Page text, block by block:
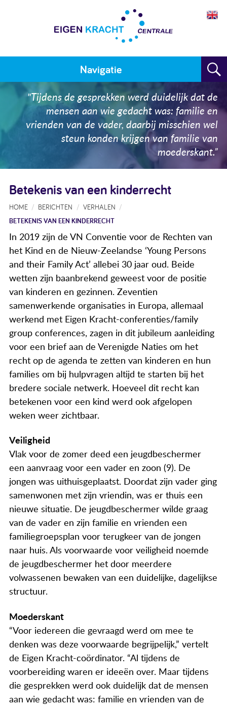
Navigatie
Home
Plan maken
Resultaten
Meedoen
Actueel
Contact
"Tijdens de gesprekken werd duidelijk dat de
mensen aan wie gedacht was: familie en
vrienden van de vader, daarbij misschien wel
steun konden krijgen van familie van
moederskant.”
Betekenis van een kinderrecht
HOME BERICHTEN
VERHALEN
BETEKENIS VAN EEN KINDERRECHT
In 2019 zijn de VN Conventie voor de Rechten van
het Kind en de Nieuw-Zeelandse ‘Young Persons
and their Family Act’ allebei 30 jaar oud. Beide
wetten zijn baanbrekend geweest voor de positie
van kinderen en gezinnen. Zeventien
samenwerkende organisaties in Europa, allemaal
werkend met Eigen Kracht-conferenties/family
group conferences, zagen in dit jubileum aanleiding
voor een brief aan de Verenigde Naties om het
recht op de agenda te zetten van kinderen en hun
families om bij hulpvragen altijd te starten bij het
bredere sociale netwerk. Hoeveel dit recht kan
betekenen voor een kind werd ook afgelopen
weken weer zichtbaar.
Veiligheid
Vlak voor de zomer deed een jeugdbeschermer
een aanvraag voor een vader en zoon (9). De
jongen was uithuisgeplaatst. Doordat zijn vader ging
samenwonen met zijn vriendin, was er thuis een
nieuwe situatie. De jeugdbeschermer wilde graag
van de vader en zijn familie en vrienden een
familiegroepsplan voor terugkeer van de jongen
naar huis. Als voorwaarde voor veiligheid noemde
de jeugdbeschermer het door meerdere
volwassenen bewaken van een duidelijke, dagelijkse
structuur.
Moederskant
“Voor iedereen die gevraagd werd om mee te
denken was deze voorwaarde begrijpelijk,” vertelt
de Eigen Kracht-coördinator. “Al tijdens de
voorbereiding waren er ideeën over. Maar tijdens
die gesprekken werd ook duidelijk dat de mensen
aan wie gedacht was: familie en vrienden van de